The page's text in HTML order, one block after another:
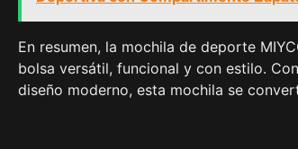
En resumen, la mochila de deporte
bolsa versátil, funcional y con estilo.
diseño moderno, esta mochila se